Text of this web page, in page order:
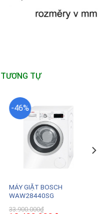
TỰ
-46%
MÁY GIẶT BOSCH
WAW28440SG
33.900.000₫